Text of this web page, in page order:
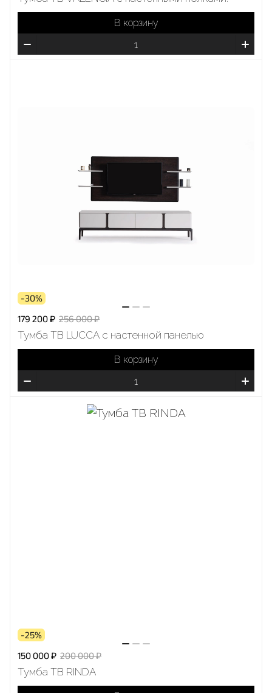
В корзину
-30%
179 200 ₽ 256 000 ₽
Тумба ТВ LUCCA с настенной панелью
В корзину
-25%
150 000 ₽ 200 000 ₽
Тумба ТВ RINDA